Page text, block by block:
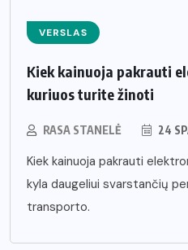
VERSLAS
Kiek kainuoja pakrauti
kuriuos turite žinoti
RASA STANELĖ 24
Kiek kainuoja pakrauti
kyla daugeliui svarstančių
transporto.